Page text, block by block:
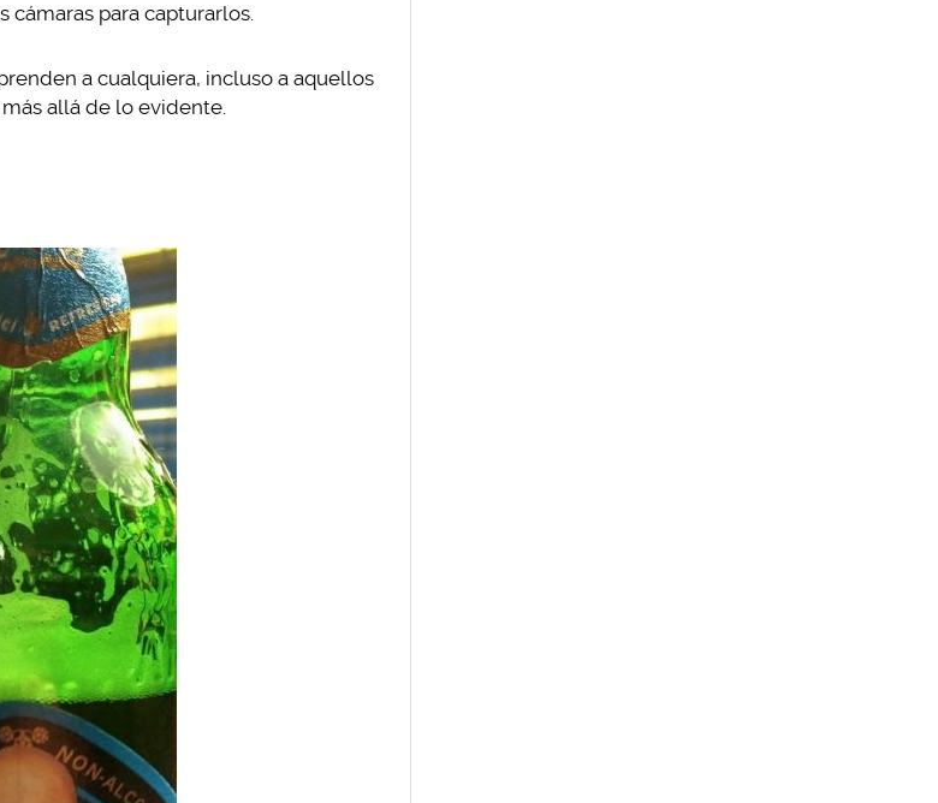
cámaras para capturarlos.
a cualquiera, incluso a aquellos
allá de lo evidente.